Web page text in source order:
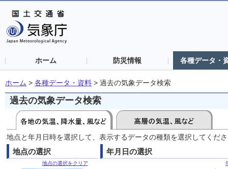
ホーム 防災情報 各種データ・
ホーム > 各種データ・資料 > 過去の気象データ検索
過去の気象データ検索
地点と年月日時を選択して、表示するデータの種類を選択してくだ
地点の選択
地点の選択をクリア
年月日の選択